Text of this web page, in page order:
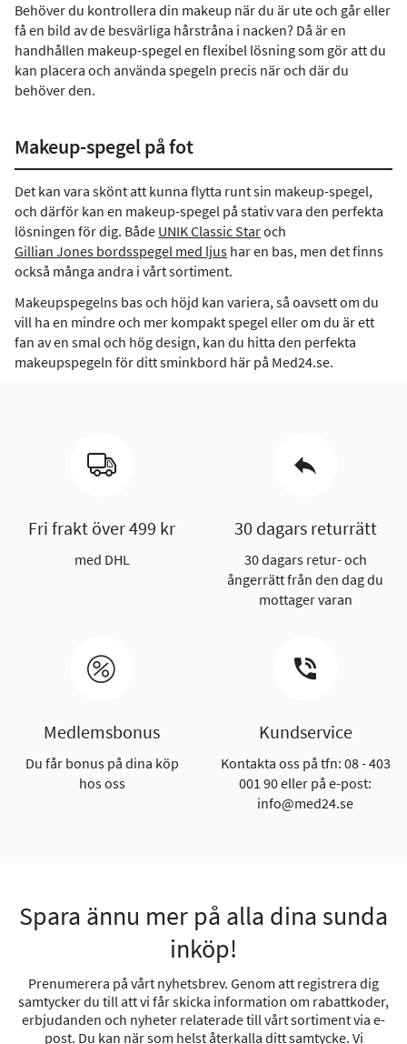
Behöver du kontrollera din makeup när du är ute och går eller
få en bild av de besvärliga hårstråna i nacken? Då är en
handhållen makeup-spegel en flexibel lösning som gör att du
kan placera och använda spegeln precis när och där du
behöver den.
Makeup-spegel på fot
Det kan vara skönt att kunna flytta runt sin makeup-spegel,
och därför kan en makeup-spegel på stativ vara den perfekta
lösningen för dig. Både UNIK Classic Staroch
Gillian Jones bordsspegel med ljus har en bas, men det finns
också många andra i vårt sortiment.
Makeupspegelns bas och höjd kan variera, så oavsett om du
vill ha en mindre och mer kompakt spegel eller om du är ett
fan av en smal och hög design, kan du hitta den perfekta
makeupspegeln för ditt sminkbord här på Med24.se.
Fri frakt över 499 kr
med DHL
30 dagars returrätt
30 dagars retur- och
ångerrätt från den dag du
mottager varan
Medlemsbonus
Du får bonus på dina köp
hos oss
Kundservice
Kontakta oss på tfn: 08 - 403
001 90 eller på e-post:
info@med24.se
Spara ännu mer på alla dina sunda
inköp!
Prenumerera på vårt nyhetsbrev. Genom att registrera dig
samtycker du till att vi får skicka information om rabattkoder,
erbjudanden och nyheter relaterade till vårt sortiment via e-
post. Du kan när som helst återkalla ditt samtycke. Vi